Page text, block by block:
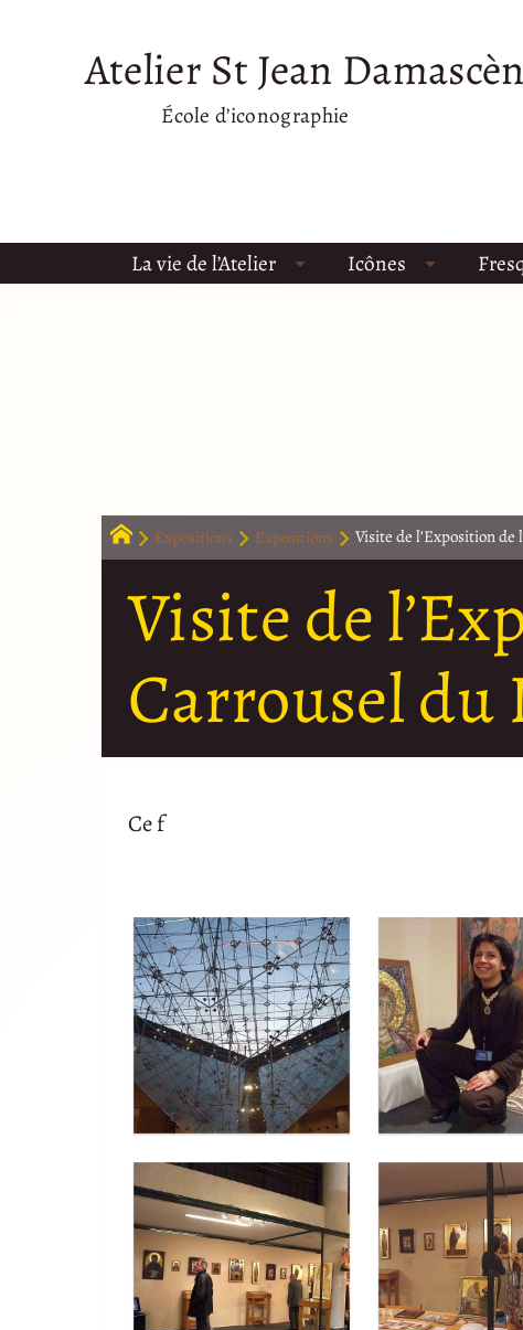
Atelier St Jean
École d’iconographie
La vie de l’Atelier Icônes
Expositions Expositions Visite de l’Exposition
Visite de
Carrousel du
Ce f